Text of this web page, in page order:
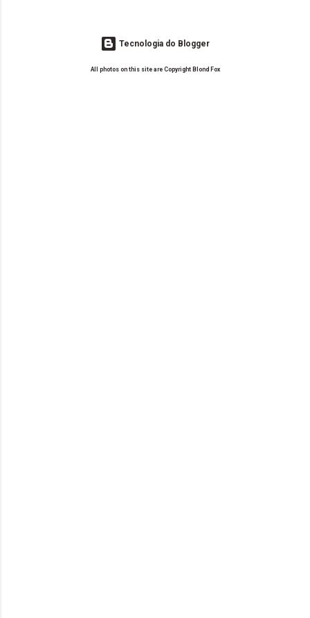
Tecnologia do Blogger
All photos on this site are Copyright Blond Fox